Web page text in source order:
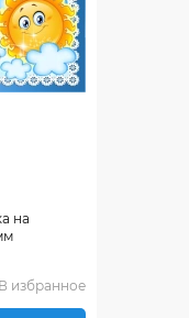
на
В избранное